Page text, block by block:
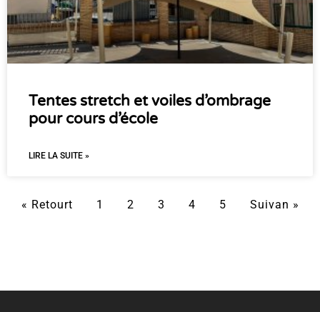
Tentes stretch et voiles d’ombrage
pour cours d’école
LIRE LA SUITE »
« Retourt 1 2 3 4 5 Suivan »